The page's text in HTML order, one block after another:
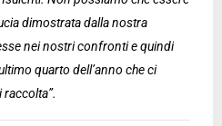
dimostrata dalla nostra
nei nostri confronti e quindi
quarto dell’anno che ci
raccolta”.